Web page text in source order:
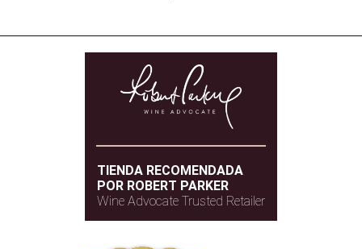
TIENDA RECOMENDADA
POR ROBERT PARKER
Wine Advocate Trusted Retailer